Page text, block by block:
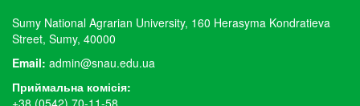
Sumy National Agrarian University, 160 Herasyma Kondratieva
Street, Sumy, 40000
Email: admin@snau.edu.ua
Приймальна комісія: